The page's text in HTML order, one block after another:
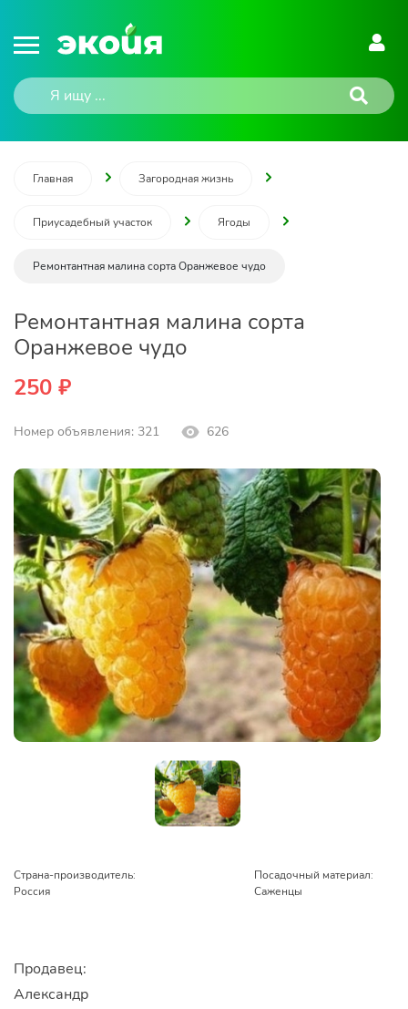
Главная Загородная жизнь
Приусадебный участок Ягоды
Ремонтантная малина сорта Оранжевое чудо
Ремонтантная малина сорта
Оранжевое чудо
250 ₽
Номер объявления: 321 626
Страна-производитель:
Россия
Посадочный материал:
Саженцы
Продавец:
Александр